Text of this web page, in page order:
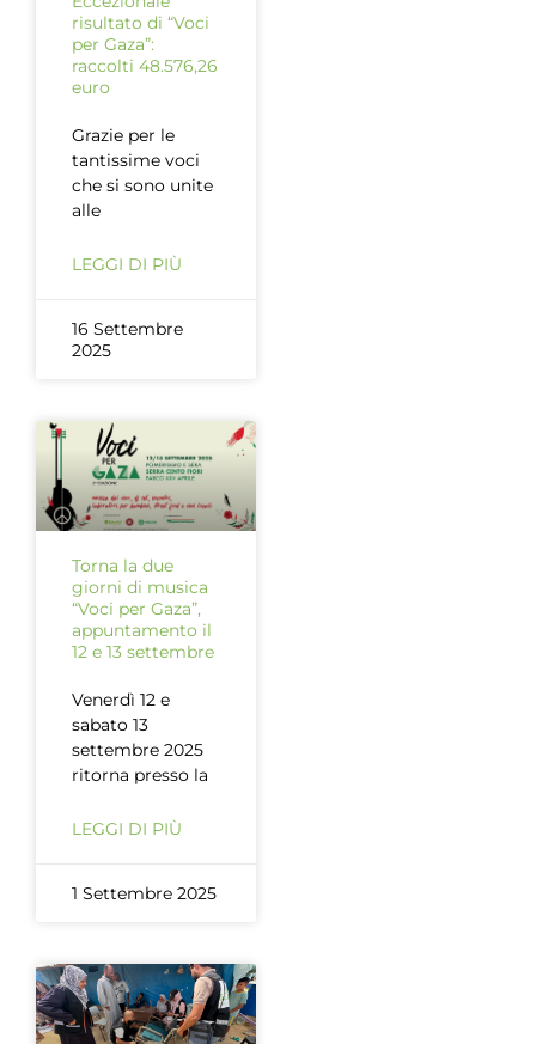
risultato di “Voci
per Gaza”:
raccolti 48.576,26
euro
Grazie per le
tantissime voci
che si sono unite
alle
LEGGI DI PIÙ
16 Settembre
2025
Torna la due
giorni di musica
“Voci per Gaza”,
appuntamento il
12 e 13 settembre
Venerdì 12 e
sabato 13
settembre 2025
ritorna presso la
LEGGI DI PIÙ
1 Settembre 2025